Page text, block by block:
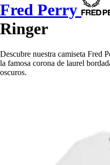
Fred Perry
Ringer
Descubre nuestra camiseta Fred
la famosa corona de laurel
oscuros.